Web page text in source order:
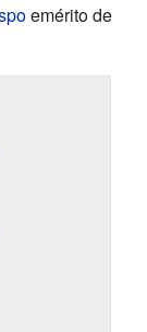
emérito de